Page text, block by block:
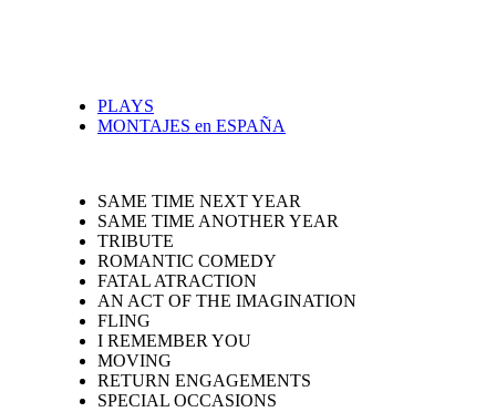
PLAYS
MONTAJES en ESPAÑA
SAME TIME NEXT YEAR
SAME TIME ANOTHER YEAR
TRIBUTE
ROMANTIC COMEDY
FATAL ATRACTION
AN ACT OF THE IMAGINATION
FLING
I REMEMBER YOU
MOVING
RETURN ENGAGEMENTS
SPECIAL OCCASIONS